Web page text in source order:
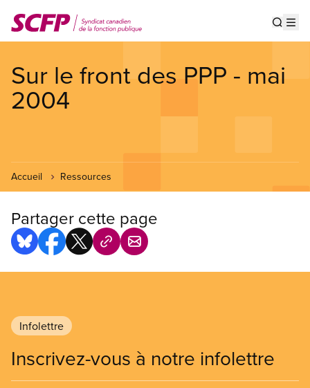
au
contenu
Sur le front des PPP - mai
2004
Accueil Ressources
Partager cette page
Infolettre
Inscrivez-vous à notre infolettre